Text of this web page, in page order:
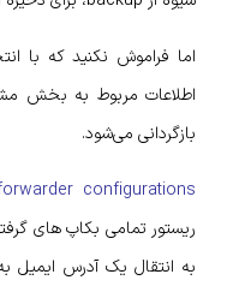
اما فراموش نکنید که با
اطلاعات مربوط به بخش
بازگردانی می‌شود.
configurations
ریستور تمامی بکاپ‌ های
به انتقال یک آدرس ایمیل